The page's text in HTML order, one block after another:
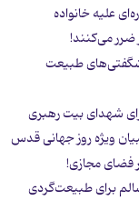
ضرر می‌کنند!
طبیعت
شهدای بیت رهبری
ویژه روز جهانی قدس
فضای مجازی!